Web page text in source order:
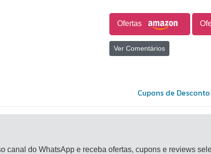
Ofertas
Ver Comentários
canal do WhatsApp e receba ofertas, cupons e reviews